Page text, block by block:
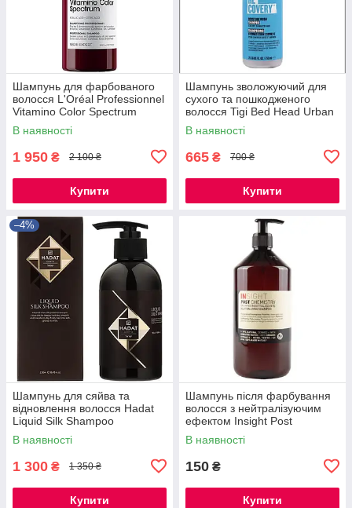
Шампунь для фарбованого
волосся L'Oréal Professionnel
Vitamino Color Spectrum
Shampoo 1500 ml
В наявності
1 950 ₴ 2 100 ₴
Купити
Шампунь зволожуючий для
сухого та пошкодженого
волосся Tigi Bed Head Urban
Anti+Dotes Recovery
Shampoo 750 мл
В наявності
665 ₴ 700 ₴
Купити
–4%
Шампунь для сяйва та
відновлення волосся Hadat
Liquid Silk Shampoo
В наявності
1 300 ₴ 1 350 ₴
Купити
Шампунь після фарбування
волосся з нейтралізуючим
ефектом Insight Post
Chemistry Neutralizing
Shampoo, 100 мл РОЗЛИВ
В наявності
150 ₴
Купити